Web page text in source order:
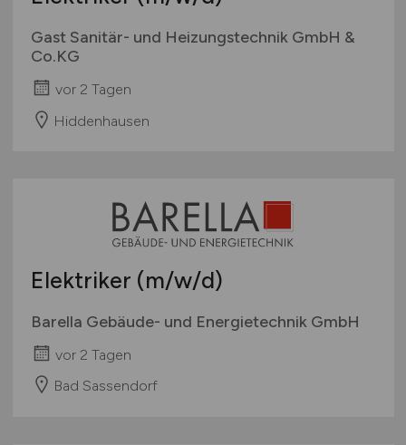
Gast Sanitär- und Heizungstechnik GmbH &
Co.KG
vor 2 Tagen
Hiddenhausen
Elektriker (m/w/d)
Barella Gebäude- und Energietechnik GmbH
vor 2 Tagen
Bad Sassendorf